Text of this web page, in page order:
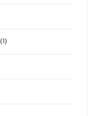
(1)